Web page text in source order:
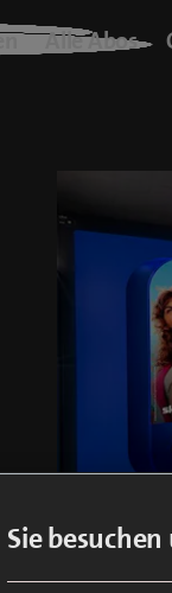
Alle Abos
Sie